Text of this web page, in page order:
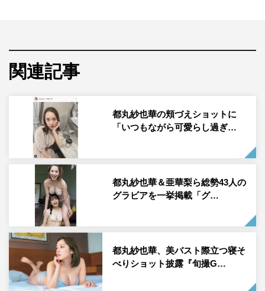
を更新し、写真を公開した。
都丸は「今日発売のFLASH載っています～！みなさま是
非」のコメントとともに、胸元がセクシーな写真を投稿し
この投稿にフォロワーからは「セクシー❤️都丸ちゃん❤️」
「綺麗だぜ‼️」「やられた～」「相変わらずのダイナマイ
ト綺麗です」「たまらん」「買って来ました。相変わらず
お美しい」などのコメントが寄せられている。
都丸紗也華公式Instagram：
https://www.instagram.com/tmrsyk/
関連記事
都丸紗也華の頬づえショットに
「いつもながら可愛らし過ぎ…
都丸紗也華＆亜華梨ら総勢43人の
グラビアを一挙掲載「グ…
都丸紗也華、美バスト際立つ寝そ
べりショット披露『旬撮G…